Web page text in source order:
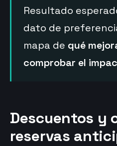
Resultado
dato de
mapa de qué
comprobar el
Descuentos y
reservas